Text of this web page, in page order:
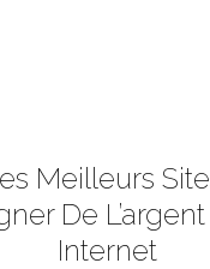
Meilleurs
De
Internet